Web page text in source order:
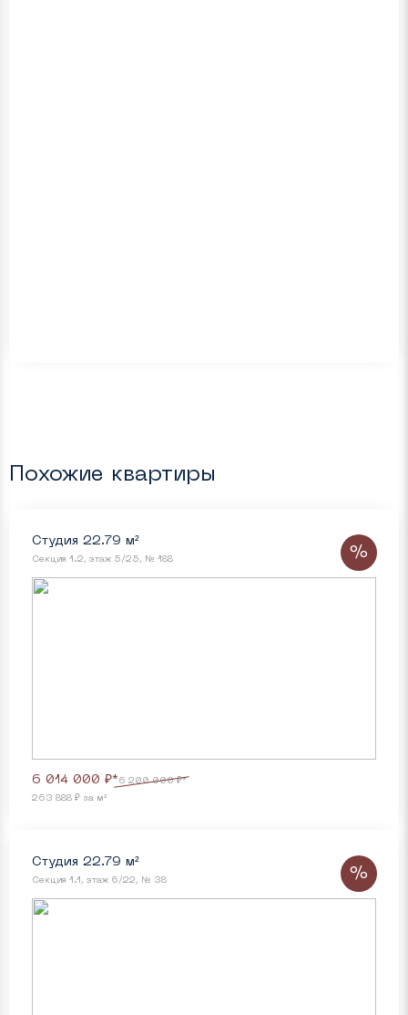
Похожие квартиры
Студия 22.79 м²
Секция 1.2, этаж 5/25, № 188
6 014 000 ₽* 6 200 000 ₽*
263 888 ₽ за м²
%
Студия 22.79 м²
Секция 1.1, этаж 6/22, № 38 %